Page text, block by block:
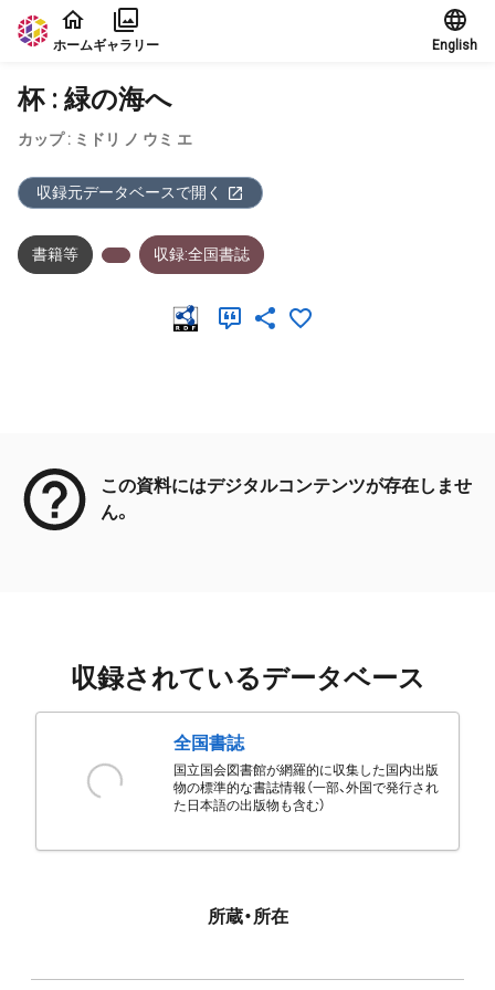
本文に飛ぶ
ホームギャラリー English
杯 : 緑の海へ
カップ : ミドリ ノ ウミ エ
収録元データベースで開く
書籍等 収録:全国書誌
この資料にはデジタルコンテンツが存在しませ
ん。
収録されているデータベース
全国書誌
国立国会図書館が網羅的に収集した国内出版
物の標準的な書誌情報（一部、外国で発行され
た日本語の出版物も含む）
所蔵・所在